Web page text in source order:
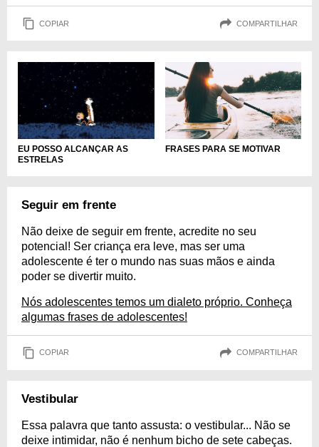
COPIAR COMPARTILHAR
EU POSSO ALCANÇAR AS
ESTRELAS
FRASES PARA SE MOTIVAR
Seguir em frente
Não deixe de seguir em frente, acredite no seu
potencial! Ser criança era leve, mas ser uma
adolescente é ter o mundo nas suas mãos e ainda
poder se divertir muito.
Nós adolescentes temos um dialeto próprio. Conheça
algumas frases de adolescentes!
COPIAR COMPARTILHAR
Vestibular
Essa palavra que tanto assusta: o vestibular... Não se
deixe intimidar, não é nenhum bicho de sete cabeças.